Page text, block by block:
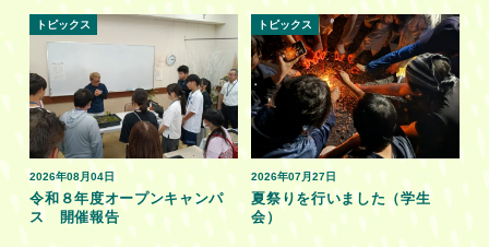
2026年08月04日
トピックス
令和８年度オープンキャンパ
ス 開催報告
2026年07月27日
トピックス
夏祭りを行いました（学生
会）